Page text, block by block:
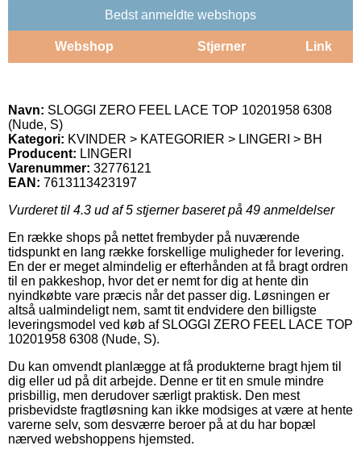
Bedst anmeldte webshops
Webshop Stjerner Link
Navn: SLOGGI ZERO FEEL LACE TOP 10201958 6308
(Nude, S)
Kategori: KVINDER > KATEGORIER > LINGERI > BH
Producent: LINGERI
Varenummer: 32776121
EAN: 7613113423197
Vurderet til 4.3 ud af 5 stjerner baseret på 49 anmeldelser
En række shops på nettet frembyder på nuværende
tidspunkt en lang række forskellige muligheder for levering.
En der er meget almindelig er efterhånden at få bragt ordren
til en pakkeshop, hvor det er nemt for dig at hente din
nyindkøbte vare præcis når det passer dig. Løsningen er
altså ualmindeligt nem, samt tit endvidere den billigste
leveringsmodel ved køb af SLOGGI ZERO FEEL LACE TOP
10201958 6308 (Nude, S).
Du kan omvendt planlægge at få produkterne bragt hjem til
dig eller ud på dit arbejde. Denne er tit en smule mindre
prisbillig, men derudover særligt praktisk. Den mest
prisbevidste fragtløsning kan ikke modsiges at være at hente
varerne selv, som desværre beroer på at du har bopæl
nærved webshoppens hjemsted.